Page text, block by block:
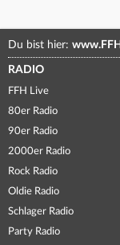
Du bist hier:
RADIO
FFH Live
80er Radio
90er Radio
2000er Radio
Rock Radio
Oldie Radio
Schlager Radio
Party Radio